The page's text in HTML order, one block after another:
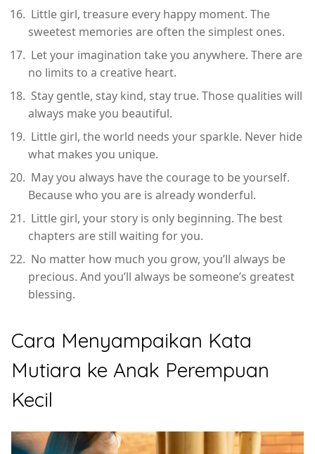
Little girl, treasure every happy moment. The
sweetest memories are often the simplest ones.
Let your imagination take you anywhere. There are
no limits to a creative heart.
Stay gentle, stay kind, stay true. Those qualities will
always make you beautiful.
Little girl, the world needs your sparkle. Never hide
what makes you unique.
May you always have the courage to be yourself.
Because who you are is already wonderful.
Little girl, your story is only beginning. The best
chapters are still waiting for you.
No matter how much you grow, you’ll always be
precious. And you’ll always be someone’s greatest
blessing.
Cara Menyampaikan Kata
Mutiara ke Anak Perempuan
Kecil